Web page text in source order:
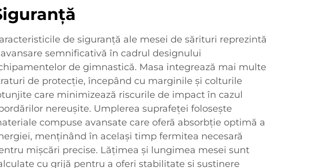
de siguranță ale mesei de sărituri reprezintă
semnificativă în cadrul designului
de gimnastică. Masa integrează mai multe
de protecție, începând cu marginile și colturile
care minimizează riscurile de impact în cazul
nereușite. Umplerea suprafeței folosește
compuse avansate care oferă absorbție optimă a
menținând în același timp fermitea necesară
mișcări precise. Lățimea și lungimea mesei sunt
cu grijă pentru a oferi stabilitate și susținere